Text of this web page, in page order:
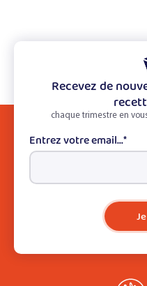
Recevez de
chaque trimestre en
Entrez votre email...*